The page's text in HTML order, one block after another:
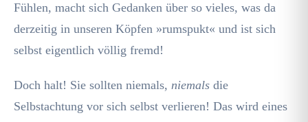
Fühlen, macht sich Gedanken über so vieles, was da
derzeitig in unseren Köpfen »rumspukt« und ist sich
selbst eigentlich völlig fremd!
Doch halt! Sie sollten niemals, niemals die
Selbstachtung vor sich selbst verlieren! Das wird eines